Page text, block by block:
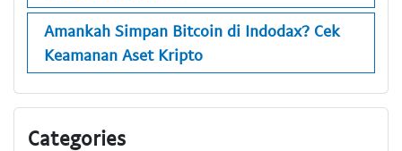
Amankah Simpan Bitcoin di Indodax? Cek
Keamanan Aset Kripto
Categories